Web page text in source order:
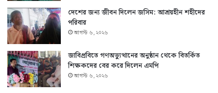
দেশের জন্য জীবন দিলেন জসিম: আশ্রয়হীন শহীদের
পরিবার
আগস্ট ৬, ২০২৬
জাবিপ্রবিতে গণঅভ্যুত্থানের অনুষ্ঠান থেকে বিতর্কিত
শিক্ষকদের বের করে দিলেন এমপি
আগস্ট ৬, ২০২৬